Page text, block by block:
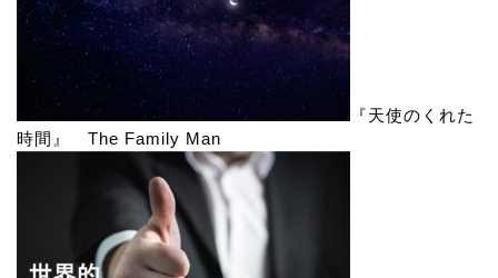
『天使のくれた
時間』 The Family Man